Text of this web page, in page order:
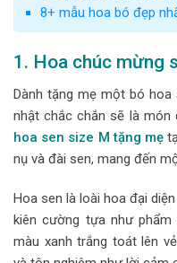
8+ mẫu hoa bó đẹp
1. Hoa chúc mừng
Dành tặng mẹ một bó hoa
nhật chắc chắn sẽ là món
hoa sen size M tặng mẹ
nụ và đài sen, mang đến
Hoa sen là loài hoa đại
kiên cường tựa như
màu xanh trắng toát lên